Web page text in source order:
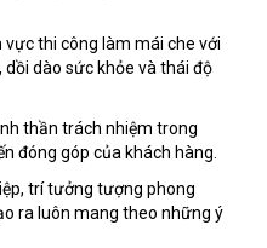
vực thi công làm mái che với
dào sức khỏe và thái độ
thần trách nhiệm trong
đóng góp của khách hàng.
trí tưởng tượng phong
ra luôn mang theo những ý